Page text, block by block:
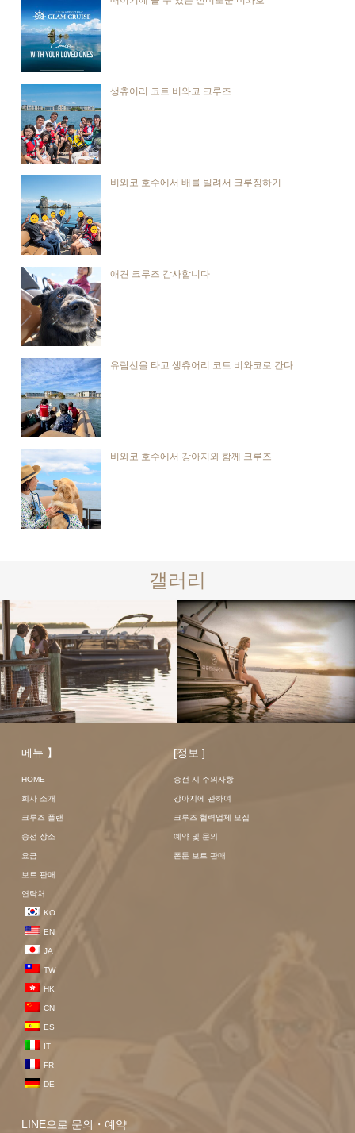
생츄어리 코트 비와코 크루즈
비와코 호수에서 배를 빌려서 크루징하기
애견 크루즈 감사합니다
유람선을 타고 생츄어리 코트 비와코로 간다.
비와코 호수에서 강아지와 함께 크루즈
갤러리
메뉴 】
HOME
회사 소개
크루즈 플랜
승선 장소
요금
보트 판매
연락처
KO
EN
JA
TW
HK
CN
ES
IT
FR
DE
[정보 ]
승선 시 주의사항
강아지에 관하여
크루즈 협력업체 모집
예약 및 문의
폰툰 보트 판매
LINE으로 문의・예약